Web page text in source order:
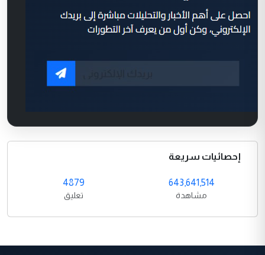
إحصائيات سريعة
643,641,514
مشاهدة
4879
تعليق